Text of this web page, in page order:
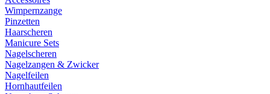
Wimpernzange
Pinzetten
Haarscheren
Manicure Sets
Nagelscheren
Nagelzangen & Zwicker
Nagelfeilen
Hornhautfeilen